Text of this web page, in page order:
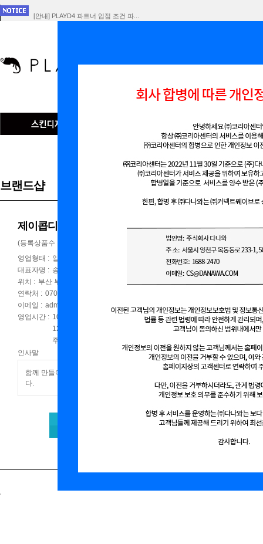
[안내] PLAYD4 파트너 입점 조건 파...
인기검색어 맞춤형
브랜드샵
제이콥디자인
(등록상품수 :
영업형태 : 일반
대표자명 : 송종학
위치 : 부산 부산진구 전포동
연락처 : 070-4178-3926
이메일 : admin@jacobdesign.co.kr
영업시간 : 10:00~18:00
12:00~13:00 (점심시간)
주말, 공휴일, 휴무
인사말
함께 만들어 가는 감성디자인 제이콥디자인입니
다.